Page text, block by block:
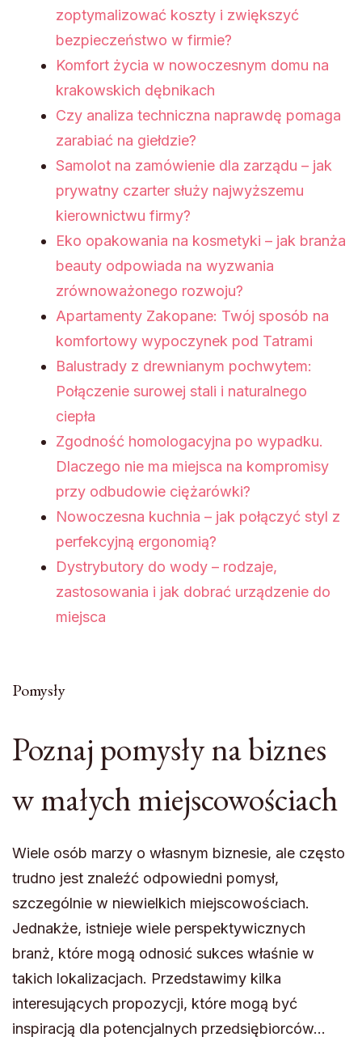
zoptymalizować koszty i zwiększyć
bezpieczeństwo w firmie?
Komfort życia w nowoczesnym domu na
krakowskich dębnikach
Czy analiza techniczna naprawdę pomaga
zarabiać na giełdzie?
Samolot na zamówienie dla zarządu – jak
prywatny czarter służy najwyższemu
kierownictwu firmy?
Eko opakowania na kosmetyki – jak branża
beauty odpowiada na wyzwania
zrównoważonego rozwoju?
Apartamenty Zakopane: Twój sposób na
komfortowy wypoczynek pod Tatrami
Balustrady z drewnianym pochwytem:
Połączenie surowej stali i naturalnego
ciepła
Zgodność homologacyjna po wypadku.
Dlaczego nie ma miejsca na kompromisy
przy odbudowie ciężarówki?
Nowoczesna kuchnia – jak połączyć styl z
perfekcyjną ergonomią?
Dystrybutory do wody – rodzaje,
zastosowania i jak dobrać urządzenie do
miejsca
Pomysły
Poznaj pomysły na biznes
w małych miejscowościach
Wiele osób marzy o własnym biznesie, ale często
trudno jest znaleźć odpowiedni pomysł,
szczególnie w niewielkich miejscowościach.
Jednakże, istnieje wiele perspektywicznych
branż, które mogą odnosić sukces właśnie w
takich lokalizacjach. Przedstawimy kilka
interesujących propozycji, które mogą być
inspiracją dla potencjalnych przedsiębiorców…